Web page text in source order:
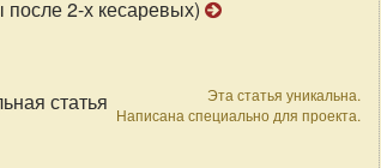
2-х кесаревых)
Эта статья уникальна.
Написана специально для проекта.